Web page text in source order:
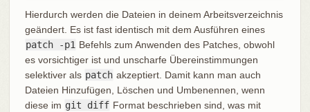
Hierdurch werden die Dateien in deinem Arbeitsverzeichnis
geändert. Es ist fast identisch mit dem Ausführen eines
patch -p1 Befehls zum Anwenden des Patches, obwohl
es vorsichtiger ist und unscharfe Übereinstimmungen
selektiver als patch akzeptiert. Damit kann man auch
Dateien Hinzufügen, Löschen und Umbenennen, wenn
diese im git diff Format beschrieben sind, was mit